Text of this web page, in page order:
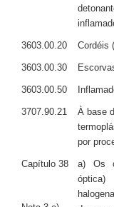
3603.00.20 Cordéis
3603.00.30
3603.00.50
3707.90.21
À base
por
Capítulo 38
a) Os